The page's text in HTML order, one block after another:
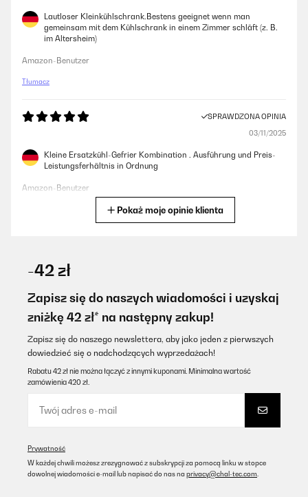
Lautloser Kleinkühlschrank.Bestens geeignet wenn man
gemeinsam mit dem Kühlschrank in einem Zimmer schläft (z. B.
im Altersheim)
Amazon-Benutzer
Tłumacz
SPRAWDZONA OPINIA
03/11/2025
Kleine Ersatzkühl-Gefrier Kombination . Ausführung und Preis-
Leistungsferhältnis in Ordnung
Amazon-Benutzer
Sta benissimo nel mio Studio!
Utente Amazon
Tłumacz
SPRAWDZONA OPINIA
Alles super gelaufen
Tłumacz
Pokaż moje opinie klienta
-42 zł
Zapisz się do naszych wiadomości i uzyskaj
zniżkę 42 zł* na następny zakup!
Zapisz się do naszego newslettera, aby jako jeden z pierwszych
dowiedzieć się o nadchodzących wyprzedażach!
Rabatu 42 zł nie można łączyć z innymi kuponami. Minimalna wartość
zamówienia 420 zł.
Prywatność
W każdej chwili możesz zrezygnować z subskrypcji za pomocą linku w stopce
dowolnej wiadomości e-mail lub napisać do nas na privacy@chal-tec.com